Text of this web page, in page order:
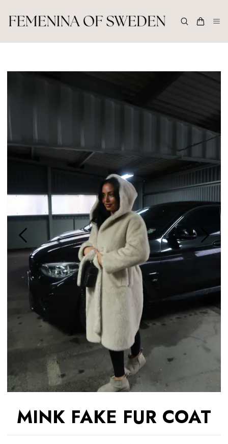
MINK FAKE FUR COAT